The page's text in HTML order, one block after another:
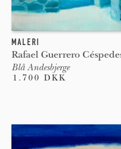
MALERI
Rafael Guerrero
Blå Andesbjerge
1.700 DKK